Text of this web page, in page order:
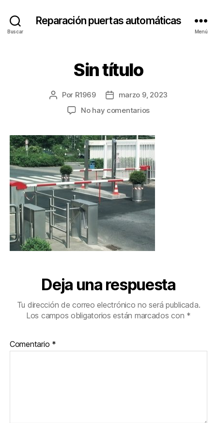
Buscar
Reparación puertas automáticas
Menú
Sin título
Autor
Por R1969
Fechamarzo 9, 2023
No hay comentariosen
Deja una respuesta
Tu dirección de correo electrónico no será publicada.
Los campos obligatorios están marcados con *
Comentario *